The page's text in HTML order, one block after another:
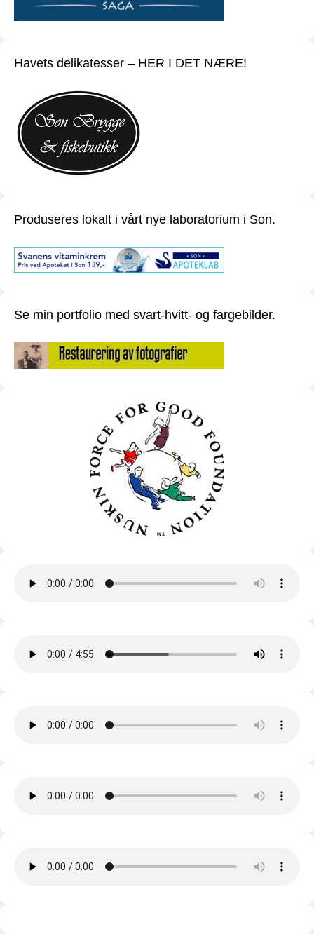
Havets delikatesser – HER I DET NÆRE!
Produseres lokalt i vårt nye laboratorium i Son.
Se min portfolio med svart-hvitt- og fargebilder.